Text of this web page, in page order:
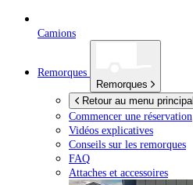
Camions
Remorques
Remorques
Retour au menu principal
Commencer une réservation
Vidéos explicatives
Conseils sur les remorques
FAQ
Attaches et accessoires